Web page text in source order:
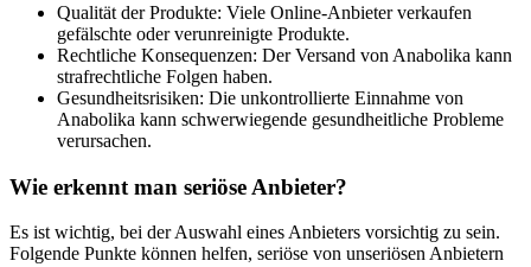
Qualität der Produkte: Viele Online-Anbieter verkaufen
gefälschte oder verunreinigte Produkte.
Rechtliche Konsequenzen: Der Versand von Anabolika kann
strafrechtliche Folgen haben.
Gesundheitsrisiken: Die unkontrollierte Einnahme von
Anabolika kann schwerwiegende gesundheitliche Probleme
verursachen.
Wie erkennt man seriöse Anbieter?
Es ist wichtig, bei der Auswahl eines Anbieters vorsichtig zu sein.
Folgende Punkte können helfen, seriöse von unseriösen Anbietern